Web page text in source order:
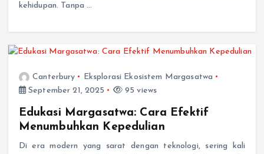
kehidupan. Tanpa …
Canterbury
Eksplorasi Ekosistem Margasatwa
September 21, 2025
95 views
Edukasi Margasatwa: Cara Efektif
Menumbuhkan Kepedulian
Di era modern yang sarat dengan teknologi, sering kali